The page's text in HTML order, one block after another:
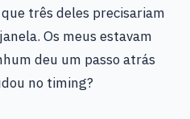
três deles precisariam
Os meus estavam
deu um passo atrás
no timing?